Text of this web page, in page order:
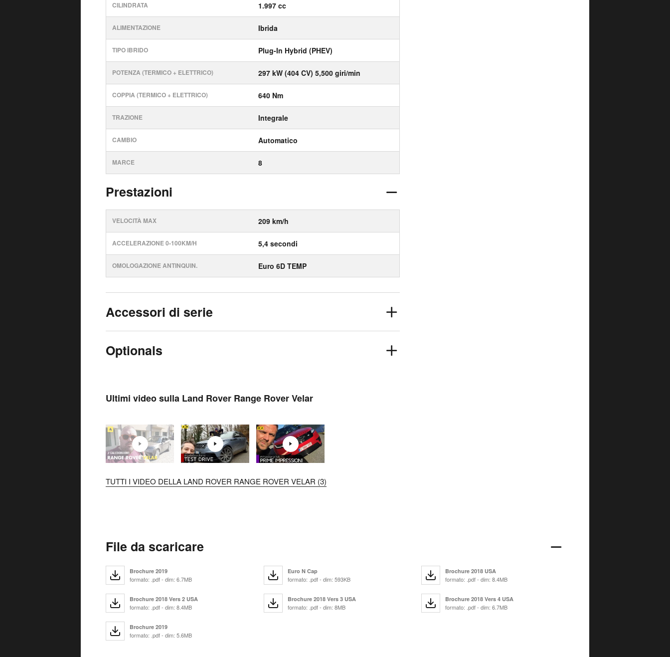
CILINDRATA 1.997 cc
ALIMENTAZIONE Ibrida
TIPO IBRIDO Plug-In Hybrid (PHEV)
POTENZA (TERMICO + ELETTRICO) 297 kW (404 CV) 5,500 giri/min
COPPIA (TERMICO + ELETTRICO) 640 Nm
TRAZIONE Integrale
CAMBIO Automatico
MARCE 8
Prestazioni
VELOCITÀ MAX 209 km/h
ACCELERAZIONE 0-100KM/H 5,4 secondi
OMOLOGAZIONE ANTINQUIN. Euro 6D TEMP
Accessori di serie
Optionals
Ultimi video sulla Land Rover Range Rover Velar
TUTTI I VIDEO DELLA LAND ROVER RANGE ROVER VELAR (3)
File da scaricare
Brochure 2019
formato: .pdf - dim: 6.7MB
Euro N Cap
formato: .pdf - dim: 593KB
Brochure 2018 USA
formato: .pdf - dim: 8.4MB
Brochure 2018 Vers 2 USA
formato: .pdf - dim: 8.4MB
Brochure 2018 Vers 3 USA
formato: .pdf - dim: 8MB
Brochure 2018 Vers 4 USA
formato: .pdf - dim: 6.7MB
Brochure 2019
formato: .pdf - dim: 5.6MB